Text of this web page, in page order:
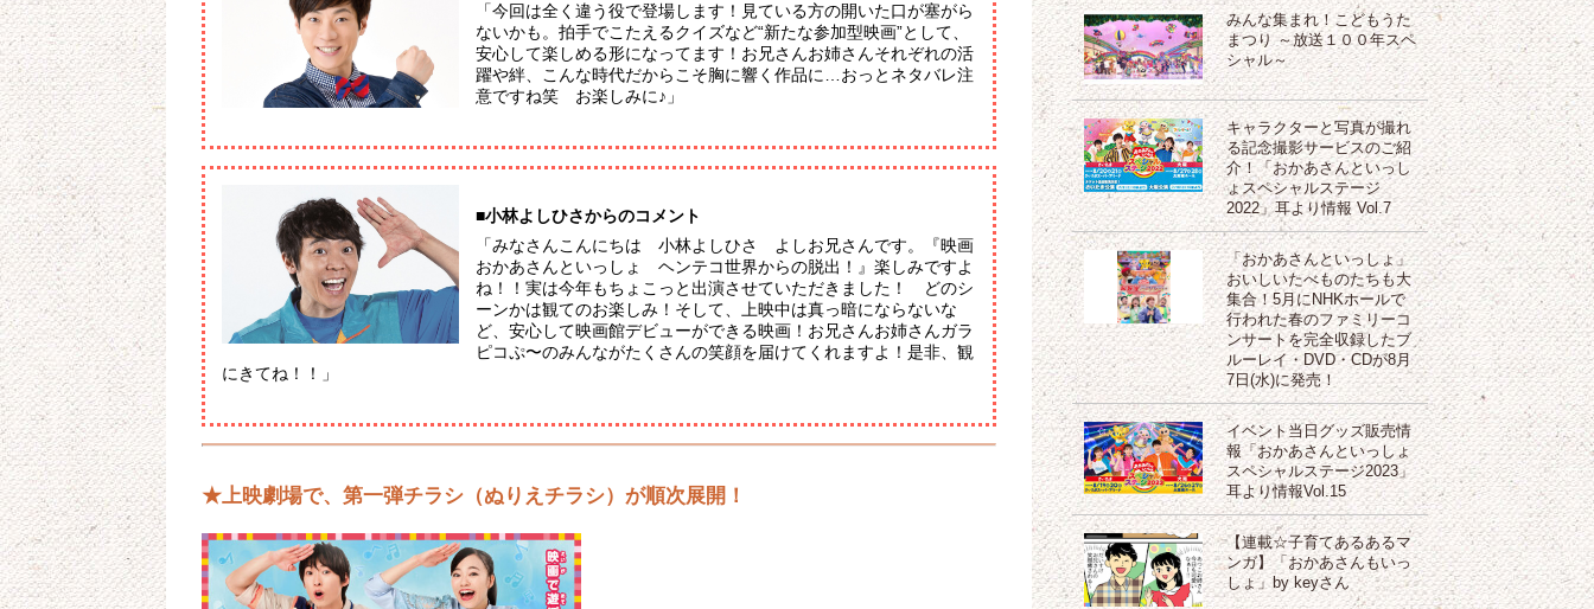
「今回は全く違う役で登場します！見ている方の開いた口が塞がら
ないかも。拍手でこたえるクイズなど“新たな参加型映画”として、
安心して楽しめる形になってます！お兄さんお姉さんそれぞれの活
躍や絆、こんな時代だからこそ胸に響く作品に…おっとネタバレ注
意ですね笑 お楽しみに♪」
■小林よしひさからのコメント
「みなさんこんにちは 小林よしひさ よしお兄さんです。『映画
おかあさんといっしょ ヘンテコ世界からの脱出！』楽しみですよ
ね！！実は今年もちょこっと出演させていただきました！ どのシ
ーンかは観てのお楽しみ！そして、上映中は真っ暗にならないな
ど、安心して映画館デビューができる映画！お兄さんお姉さんガラ
ピコぷ〜のみんながたくさんの笑顔を届けてくれますよ！是非、観
にきてね！！」
★上映劇場で、第一弾チラシ（ぬりえチラシ）が順次展開！
みんな集まれ！こどもうた
まつり ～放送１００年スペ
シャル～
キャラクターと写真が撮れ
る記念撮影サービスのご紹
介！「おかあさんといっし
ょスペシャルステージ
2022」耳より情報 Vol.7
「おかあさんといっしょ」
おいしいたべものたちも大
集合！5月にNHKホールで
行われた春のファミリーコ
ンサートを完全収録したブ
ルーレイ・DVD・CDが8月
7日(水)に発売！
イベント当日グッズ販売情
報「おかあさんといっしょ
スペシャルステージ2023」
耳より情報Vol.15
【連載☆子育てあるあるマ
ンガ】「おかあさんもいっ
しょ」by keyさん